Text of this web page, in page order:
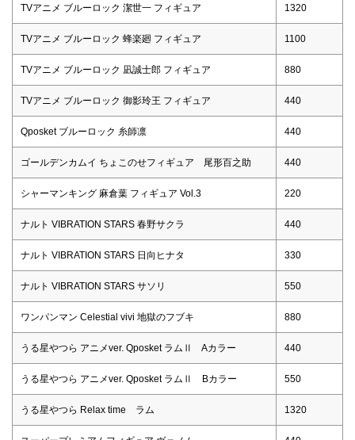
TVアニメ ブルーロック 潔世一 フィギュア 1320
TVアニメ ブルーロック 蜂楽廻 フィギュア 1100
TVアニメ ブルーロック 凪誠士郎 フィギュア 880
TVアニメ ブルーロック 御影玲王 フィギュア 440
Qposket ブルーロック 糸師凛 440
ゴールデンカムイ ちょこのせフィギュア 尾形百之助 440
シャーマンキング 麻倉葉 フィギュア Vol.3 220
ナルト VIBRATION STARS 春野サクラ 440
ナルト VIBRATION STARS 日向ヒナタ 330
ナルト VIBRATION STARS サソリ 550
ワンパンマン Celestial vivi 地獄のフブキ 880
うる星やつら アニメver. Qposket ラムⅡ Aカラー 440
うる星やつら アニメver. Qposket ラムⅡ Bカラー 550
うる星やつら Relax time ラム 1320